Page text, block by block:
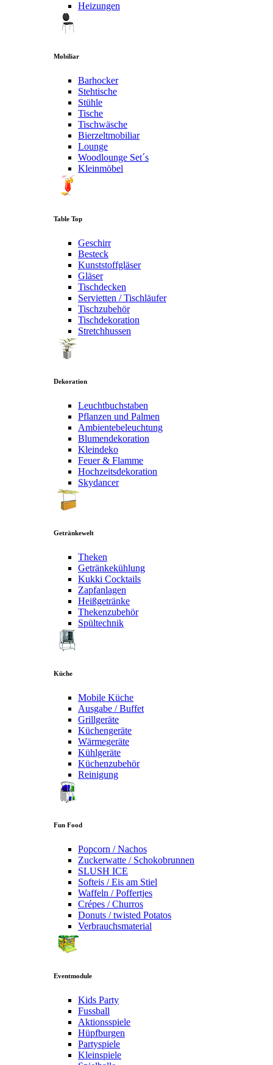
Heizungen
Mobiliar
Barhocker
Stehtische
Stühle
Tische
Tischwäsche
Bierzeltmobiliar
Lounge
Woodlounge Set´s
Kleinmöbel
Table Top
Geschirr
Besteck
Kunststoffgläser
Gläser
Tischdecken
Servietten / Tischläufer
Tischzubehör
Tischdekoration
Stretchhussen
Dekoration
Leuchtbuchstaben
Pflanzen und Palmen
Ambientebeleuchtung
Blumendekoration
Kleindeko
Feuer & Flamme
Hochzeitsdekoration
Skydancer
Getränkewelt
Theken
Getränkekühlung
Kukki Cocktails
Zapfanlagen
Heißgetränke
Thekenzubehör
Spültechnik
Küche
Mobile Küche
Ausgabe / Buffet
Grillgeräte
Küchengeräte
Wärmegeräte
Kühlgeräte
Küchenzubehör
Reinigung
Fun Food
Popcorn / Nachos
Zuckerwatte / Schokobrunnen
SLUSH ICE
Softeis / Eis am Stiel
Waffeln / Poffertjes
Crépes / Churros
Donuts / twisted Potatos
Verbrauchsmaterial
Eventmodule
Kids Party
Fussball
Aktionsspiele
Hüpfburgen
Partyspiele
Kleinspiele